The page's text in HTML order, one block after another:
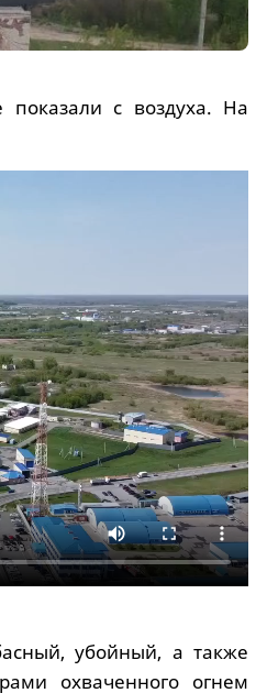
с воздуха. На
убойный, а также
охваченного огнем